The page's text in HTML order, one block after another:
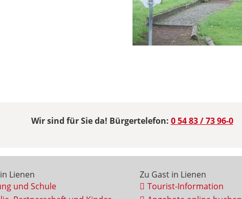
Wir sind für Sie da! Bürgertelefon: 0 54 83 / 73 96-0
Lienen
und Schule
Zu Gast in Lienen
Tourist-Information